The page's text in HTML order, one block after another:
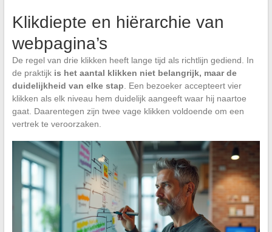
Klikdiepte en hiërarchie van
webpagina’s
De regel van drie klikken heeft lange tijd als richtlijn gediend. In
de praktijk is het aantal klikken niet belangrijk, maar de
duidelijkheid van elke stap . Een bezoeker accepteert vier
klikken als elk niveau hem duidelijk aangeeft waar hij naartoe
gaat. Daarentegen zijn twee vage klikken voldoende om een
vertrek te veroorzaken.